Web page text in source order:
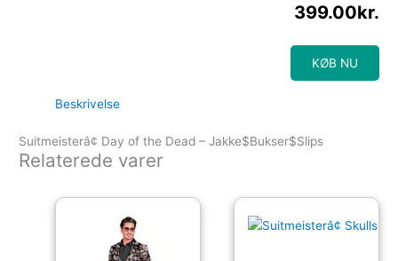
399.00kr.
KØB NU
Beskrivelse
Suitmeisterâ¢ Day of the Dead – Jakke$Bukser$Slips
Relaterede varer